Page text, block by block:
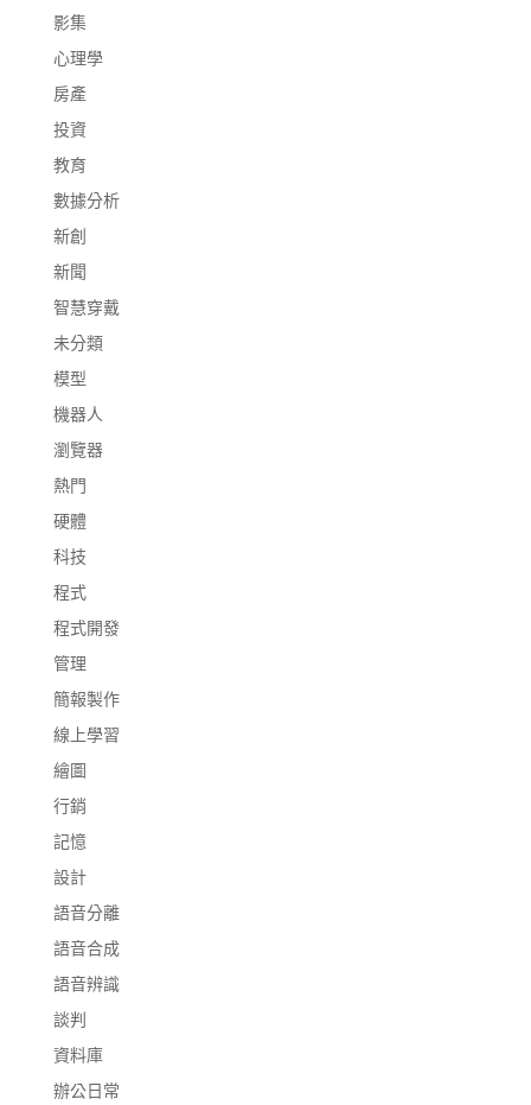
影集
心理學
房產
投資
教育
數據分析
新創
新聞
智慧穿戴
未分類
模型
機器人
瀏覽器
熱門
硬體
科技
程式
程式開發
管理
簡報製作
線上學習
繪圖
行銷
記憶
設計
語音分離
語音合成
語音辨識
談判
資料庫
辦公日常